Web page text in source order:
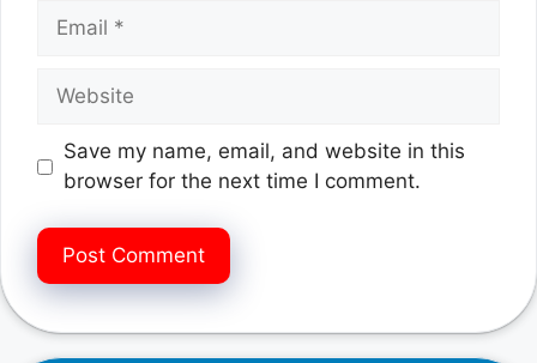
Email
Website
Save my name, email, and website in this
browser for the next time I comment.